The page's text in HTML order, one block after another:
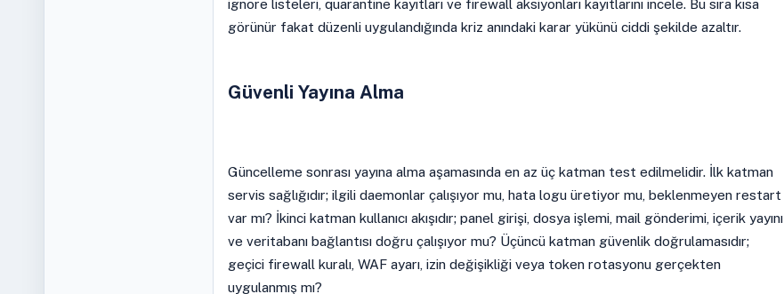
ignore listeleri, quarantine kayıtları ve firewall aksiyonları kayıtlarını incele. Bu sıra kısa
görünür fakat düzenli uygulandığında kriz anındaki karar yükünü ciddi şekilde azaltır.
Güvenli Yayına Alma
Güncelleme sonrası yayına alma aşamasında en az üç katman test edilmelidir. İlk katman
servis sağlığıdır; ilgili daemonlar çalışıyor mu, hata logu üretiyor mu, beklenmeyen restart
var mı? İkinci katman kullanıcı akışıdır; panel girişi, dosya işlemi, mail gönderimi, içerik yayını
ve veritabanı bağlantısı doğru çalışıyor mu? Üçüncü katman güvenlik doğrulamasıdır;
geçici firewall kuralı, WAF ayarı, izin değişikliği veya token rotasyonu gerçekten
uygulanmış mı?